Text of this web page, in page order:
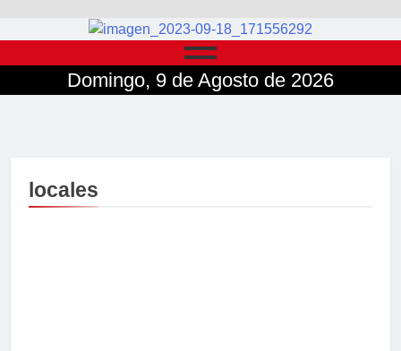
Domingo, 9 de Agosto de 2026
locales